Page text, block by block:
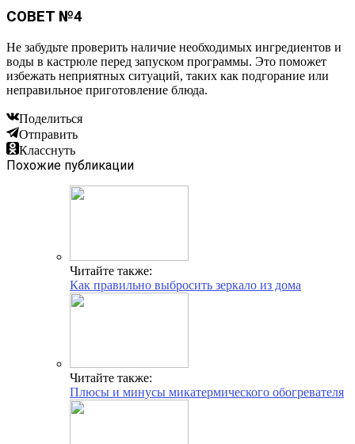
СОВЕТ №4
Не забудьте проверить наличие необходимых ингредиентов и
воды в кастрюле перед запуском программы. Это поможет
избежать неприятных ситуаций, таких как подгорание или
неправильное приготовление блюда.
Поделиться
Отправить
Класснуть
Похожие публикации
Читайте также:
Как правильно выбросить зеркало из дома
Читайте также:
Плюсы и минусы микатермического обогревателя